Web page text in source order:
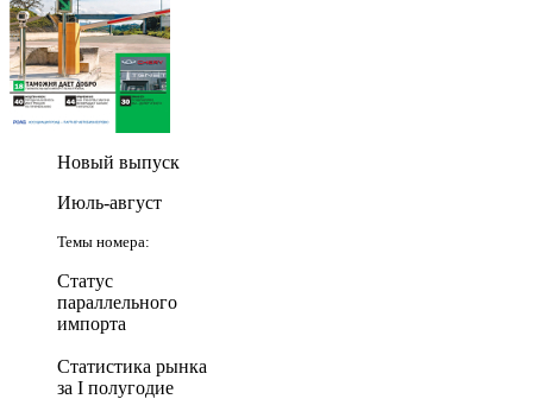
Новый выпуск
Июль-август
Темы номера:
Статус
параллельного
импорта
Статистика рынка
за I полугодие